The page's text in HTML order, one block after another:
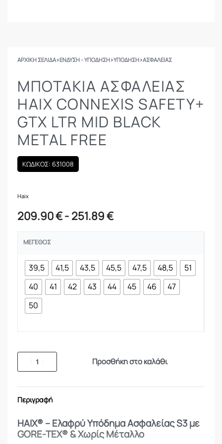
ΑΡΧΙΚΉ ΣΕΛΊΔΑ›ΕΝΔΥΣΗ - ΥΠΟΔΗΣΗ›ΥΠΟΔΗΣΗ›ΑΣΦΑΛΕΊΑΣ
ΜΠΟΤΆΚΙΑ ΑΣΦΑΛΕΊΑΣ
HAIX CONNEXIS SAFETY+
GTX LTR MID BLACK
METAL FREE
ΚΩΔΙΚΟΣ: 631008
Haix
209.90€ 251.89€
ΜΈΓΕΘΟΣ
39,5 41,5 43,5 45,5 47,5 48,5
51
40
41 42 43 44 45 46
47
50
Προσθήκη στο καλάθι
Περιγραφή
HAIX® – Ελαφρύ Υπόδημα Ασφαλείας S3 με
GORE-TEX® & Χωρίς Μέταλλο